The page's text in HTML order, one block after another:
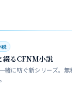
説
綴るCFNM小説
緒に紡ぐ新シリーズ。